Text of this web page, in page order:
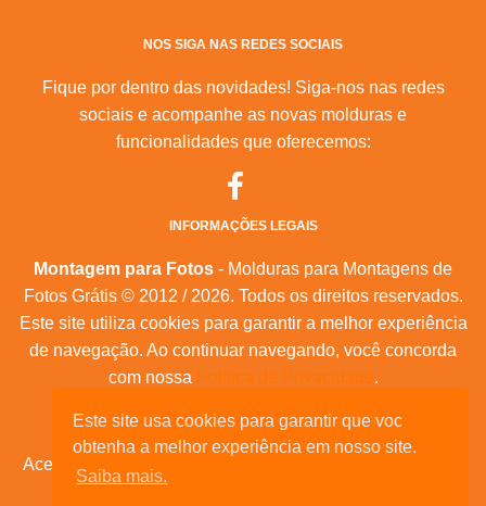
Este site usa cookies para garantir que voc
obtenha a melhor experiência em nosso site.
Saiba mais.
NOS SIGA NAS REDES SOCIAIS
Fique por dentro das novidades! Siga-nos nas redes
sociais e acompanhe as novas molduras e
funcionalidades que oferecemos:
INFORMAÇÕES LEGAIS
Montagem para Fotos - Molduras para Montagens de
Fotos Grátis © 2012 / 2026. Todos os direitos reservados.
Este site utiliza cookies para garantir a melhor experiência
de navegação. Ao continuar navegando, você concorda
com nossa Política de Privacidade.
Mapa do Site |Feeds RSS |Sobre Nós
Acesse nossas molduras para: